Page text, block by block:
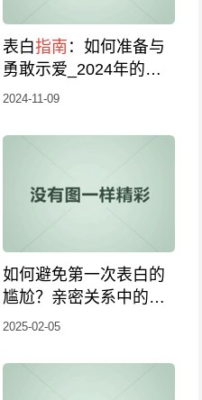
表白指南 ：如何准备与
勇敢示爱_2024年的浪
漫告白秘诀
2024-11-09
如何避免第一次表白的
尴尬？亲密关系中的告
白策略指南
2025-02-05